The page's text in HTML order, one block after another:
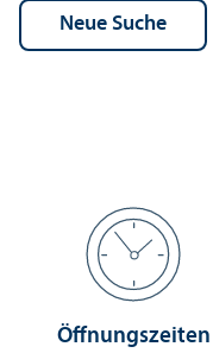
Öffnungs­zeiten